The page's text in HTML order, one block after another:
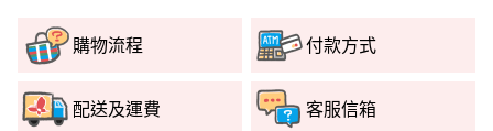
購物流程 付款方式
配送及運費 客服信箱